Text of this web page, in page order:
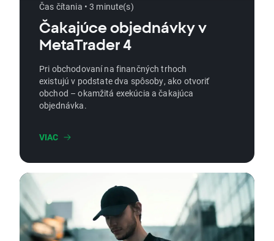
Čas čítania • 3 minute(s)
Čakajúce objednávky v
MetaTrader 4
Pri obchodovaní na finančných trhoch
existujú v podstate dva spôsoby, ako otvoriť
obchod – okamžitá exekúcia a čakajúca
objednávka.
VIAC